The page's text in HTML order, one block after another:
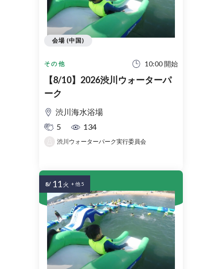
その他 10:00 開始
【8/10】2026渋川ウォーターパ
ーク
渋川海水浴場
5
134
渋川ウォーターパーク実行委員会
会場 (中国)
8/ 11 火 + 他 5